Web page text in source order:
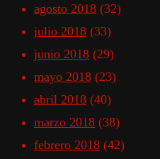
agosto 2018 (32)
julio 2018 (33)
junio 2018 (29)
mayo 2018 (23)
abril 2018 (40)
marzo 2018 (38)
febrero 2018 (42)